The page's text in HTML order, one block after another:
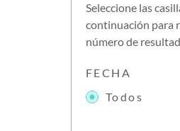
Seleccione las
continuación para
número de
FECHA
Todos